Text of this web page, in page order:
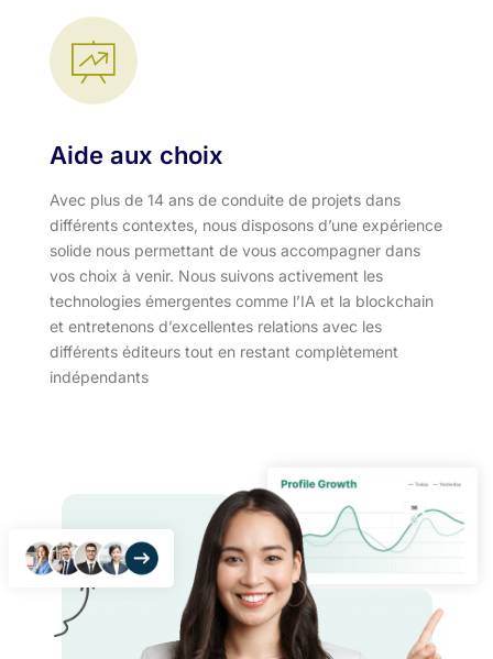
Aide aux choix
Avec plus de 14 ans de conduite de projets dans
différents contextes, nous disposons d’une expérience
solide nous permettant de vous accompagner dans
vos choix à venir. Nous suivons activement les
technologies émergentes comme l’IA et la blockchain
et entretenons d’excellentes relations avec les
différents éditeurs tout en restant complètement
indépendants